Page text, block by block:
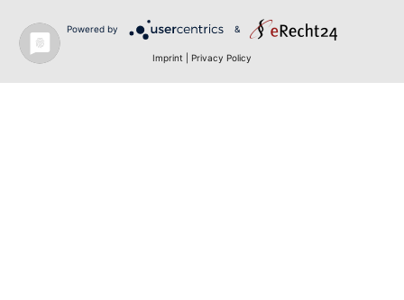
Powered by &
Imprint Privacy Policy